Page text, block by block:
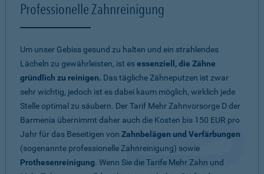
Professionelle Zahnreinigung
Um unser Gebiss gesund zu halten und ein strahlendes
Lächeln zu gewährleisten, ist esessenziell, die Zähne
gründlich zu reinigen. Das tägliche Zähneputzen ist zwar
sehr wichtig, jedoch ist es dabei kaum möglich, wirklich jede
Stelle optimal zu säubern. Der Tarif Mehr Zahnvorsorge D der
Barmenia übernimmt daher auch die Kosten bis 150 EUR pro
Jahr für das Beseitigen von Zahnbelägen und Verfärbungen
(sogenannte professionelle Zahnreinigung) sowie
Prothesenreinigung. Wenn Sie die Tarife Mehr Zahn und